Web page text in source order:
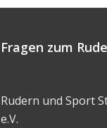
Fragen zum
Rudern und Sport
e.V.